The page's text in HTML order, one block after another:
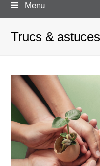
Menu
Trucs & astuces